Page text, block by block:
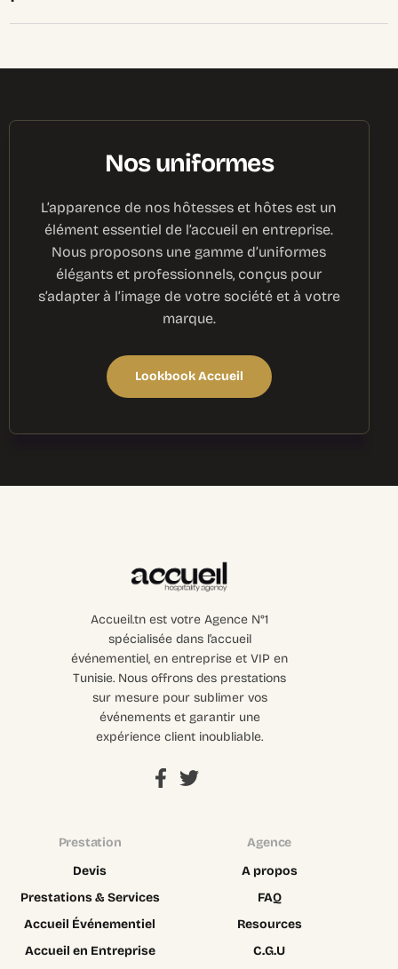
Nos uniformes
L’apparence de nos hôtesses et hôtes est un
élément essentiel de l’accueil en entreprise.
Nous proposons une gamme d’uniformes
élégants et professionnels, conçus pour
s’adapter à l’image de votre société et à votre
marque.
Lookbook Accueil
Accueil.tn est votre Agence N°1
spécialisée dans l’accueil
événementiel, en entreprise et VIP en
Tunisie. Nous offrons des prestations
sur mesure pour sublimer vos
événements et garantir une
expérience client inoubliable.
Prestation
Devis
Prestations & Services
Accueil Événementiel
Accueil en Entreprise
Agence
A propos
FAQ
Resources
C.G.U